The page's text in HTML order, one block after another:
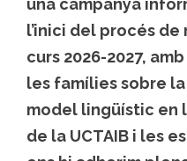
una campanya
l’inici del procés
curs 2026-2027,
les famílies sobre
model lingüístic en
de la UCTAIB i les